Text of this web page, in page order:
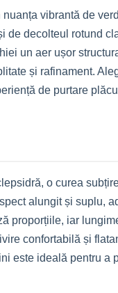
vibrantă de
de decolteul rotund
un aer ușor
și rafinament.
de purtare
o curea
alungit și suplu,
proporțiile, iar
confortabilă și
este ideală pentru a